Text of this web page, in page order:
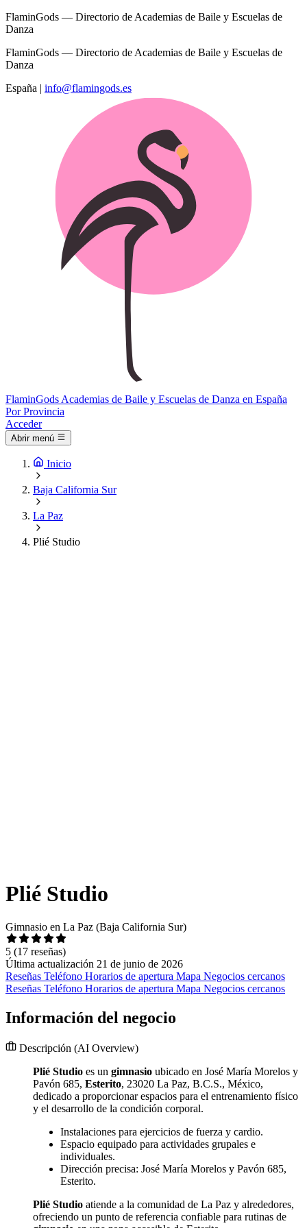
FlaminGods — Directorio de Academias de Baile y Escuelas de
Danza
FlaminGods — Directorio de Academias de Baile y Escuelas de
Danza
España | info@flamingods.es
FlaminGods Academias de Baile y Escuelas de Danza en España
Por Provincia
Acceder
Abrir menú
Inicio
Baja California Sur
La Paz
Plié Studio
Plié Studio
Gimnasio en La Paz (Baja California Sur)
5 (17 reseñas)
Última actualización 21 de junio de 2026
Reseñas Teléfono Horarios de apertura Mapa Negocios cercanos
Reseñas Teléfono Horarios de apertura Mapa Negocios cercanos
Información del negocio
Descripción (AI Overview)
Plié Studio es un gimnasio ubicado en José María Morelos y
Pavón 685, Esterito, 23020 La Paz, B.C.S., México,
dedicado a proporcionar espacios para el entrenamiento físico
y el desarrollo de la condición corporal.
Instalaciones para ejercicios de fuerza y cardio.
Espacio equipado para actividades grupales e
individuales.
Dirección precisa: José María Morelos y Pavón 685,
Esterito.
Plié Studio atiende a la comunidad de La Paz y alrededores,
ofreciendo un punto de referencia confiable para rutinas de